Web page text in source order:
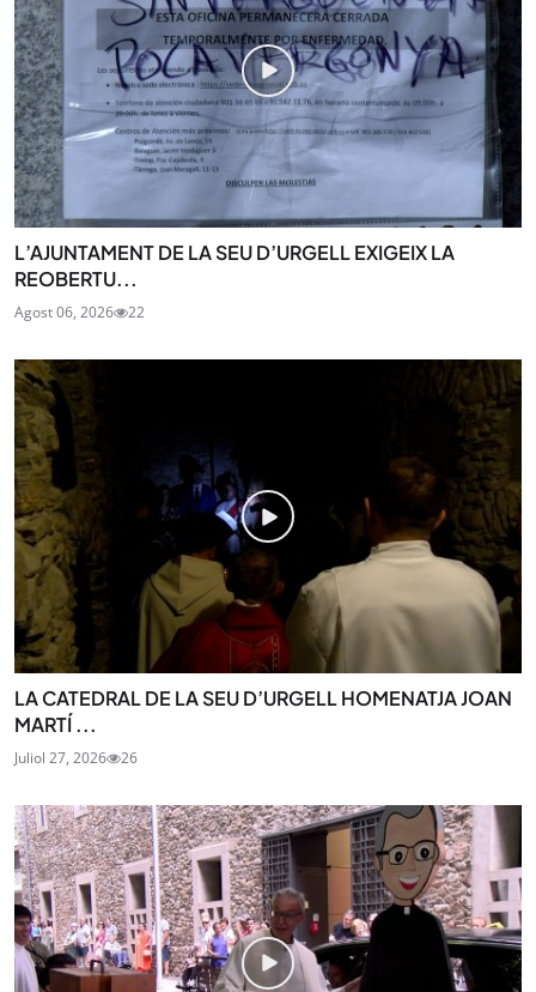
L’AJUNTAMENT DE LA SEU D’URGELL EXIGEIX LA
REOBERTU...
Agost 06, 2026 22
LA CATEDRAL DE LA SEU D’URGELL HOMENATJA JOAN
MARTÍ ...
Juliol 27, 2026 26